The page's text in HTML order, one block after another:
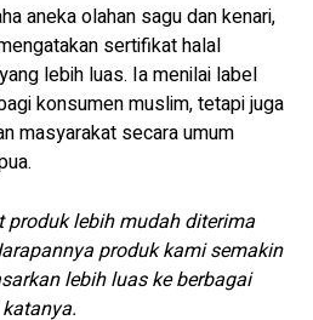
aneka olahan sagu dan kenari,
sertifikat halal
lebih luas. Ia menilai label
konsumen muslim, tetapi juga
masyarakat secara umum
produk lebih mudah diterima
produk kami semakin
lebih luas ke berbagai